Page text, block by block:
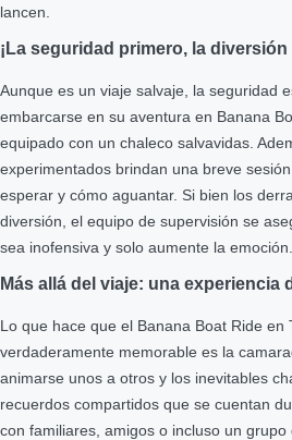
lancen.
¡La seguridad primero, la diversión
Aunque es un viaje salvaje, la seguridad
embarcarse en su aventura en Banana
equipado con un chaleco salvavidas.
experimentados brindan una breve
esperar y cómo aguantar. Si bien los
diversión, el equipo de supervisión se
sea inofensiva y solo aumente la emoción.
Más allá del viaje: una experiencia
Lo que hace que el Banana Boat Ride en
verdaderamente memorable es la
animarse unos a otros y los inevitables
recuerdos compartidos que se cuentan
con familiares, amigos o incluso un